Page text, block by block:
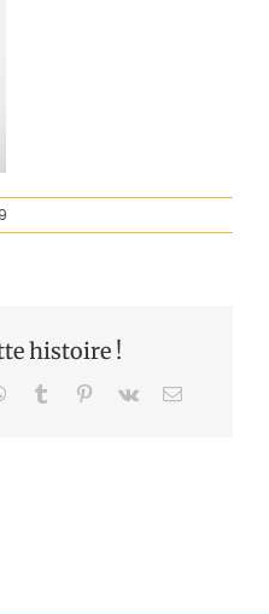
histoire !
WhatsApp
Tumblr Pinterest
Vk Email